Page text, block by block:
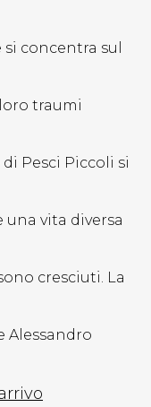
concentra sul
traumi
Pesci Piccoli si
vita diversa
cresciuti. La
Alessandro